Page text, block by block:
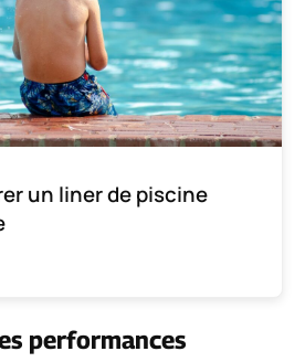
un liner de piscine
performances